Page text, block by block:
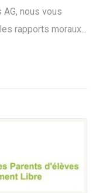
nous vous
rapports moraux...